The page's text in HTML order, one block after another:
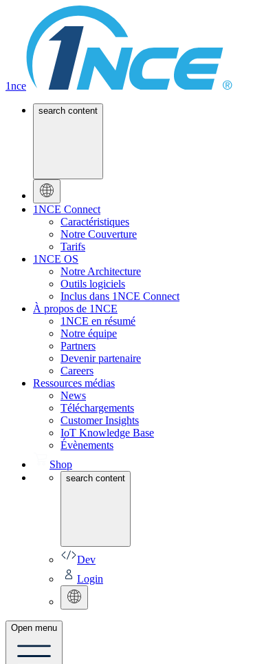
1nce
search content
1NCE Connect
Caractéristiques
Notre Couverture
Tarifs
1NCE OS
Notre Architecture
Outils logiciels
Inclus dans 1NCE Connect
À propos de 1NCE
1NCE en résumé
Notre équipe
Partners
Devenir partenaire
Careers
Ressources médias
News
Téléchargements
Customer Insights
IoT Knowledge Base
Évènements
Shop
search content
Dev
Login
Open menu